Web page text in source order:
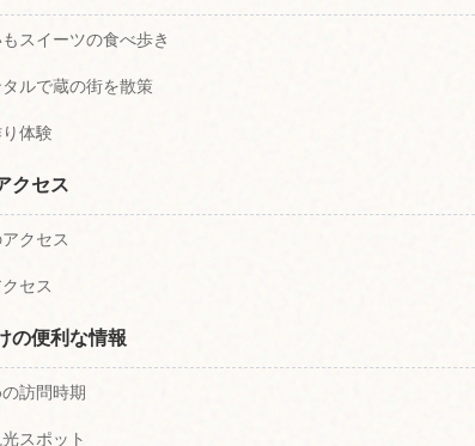
スイーツの食べ歩き
ルで蔵の街を散策
体験
クセス
クセス
セス
の便利な情報
訪問時期
スポット